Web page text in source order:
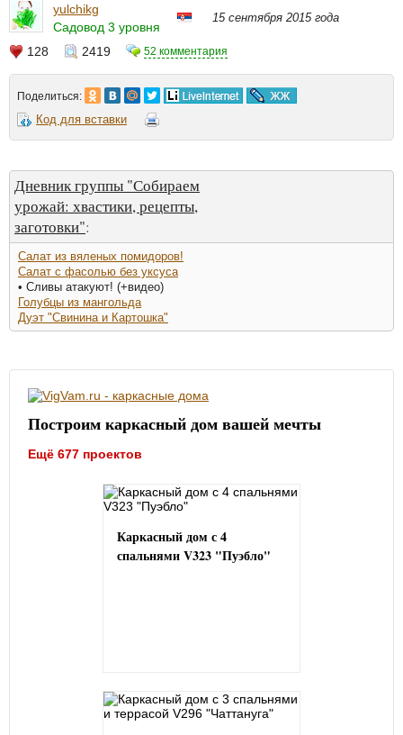
yulchikg
Садовод 3 уровня
15 сентября 2015 года
128 2419 52 комментария
Поделиться:
Код для вставки
Дневник группы "Собираем
урожай: хвастики, рецепты,
заготовки":
Салат из вяленых помидоров!
Салат с фасолью без уксуса
• Сливы атакуют! (+видео)
Голубцы из мангольда
Дуэт "Свинина и Картошка"
Построим каркасный дом вашей мечты
Ещё 677 проектов
Каркасный дом с 4
спальнями V323 "Пуэбло"